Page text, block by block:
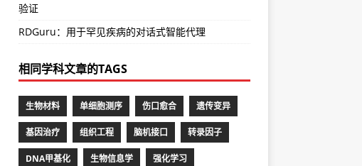
验证
RDGuru：用于罕见疾病的对话式智能代理
相同学科文章的TAGS
生物材料 单细胞测序 伤口愈合 遗传变异
基因治疗 组织工程 脑机接口 转录因子
DNA甲基化 生物信息学 强化学习